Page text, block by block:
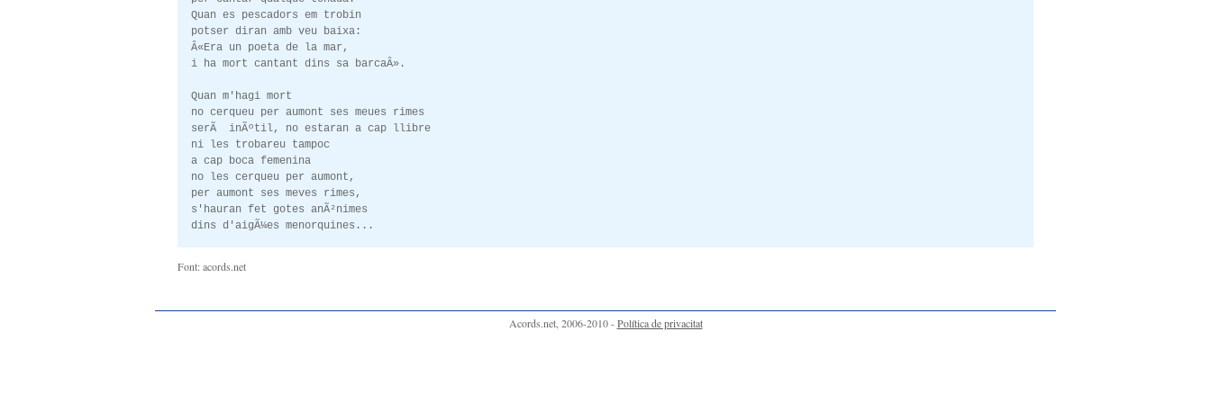
Quan es pescadors em trobin
potser diran amb veu baixa:
Â«Era un poeta de la mar,
i ha mort cantant dins sa barcaÂ».
Quan m'hagi mort
no cerqueu per aumont ses meues rimes
serÃ inÃºtil, no estaran a cap llibre
ni les trobareu tampoc
a cap boca femenina
no les cerqueu per aumont,
per aumont ses meves rimes,
s'hauran fet gotes anÃ²nimes
dins d'aigÃ¼es menorquines...
Font: acords.net
Acords.net, 2006-2010 -Política de privacitat